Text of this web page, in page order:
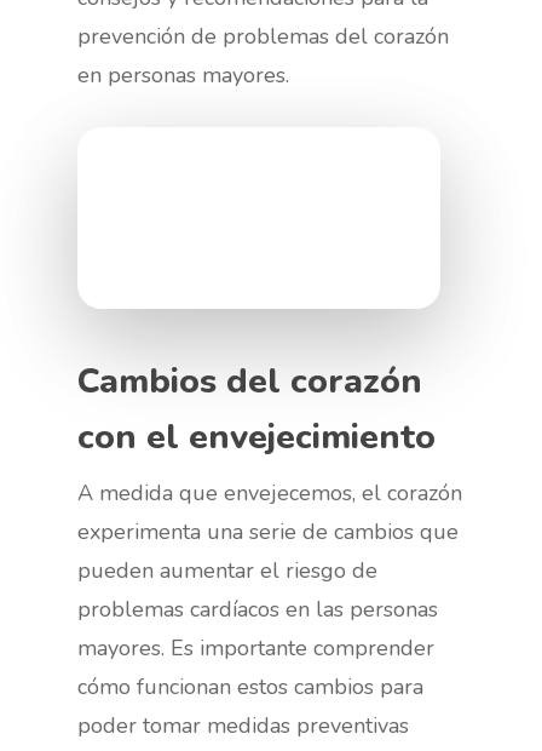
prevención de problemas del corazón
en personas mayores.
Cambios del corazón
con el envejecimiento
A medida que envejecemos, el corazón
experimenta una serie de cambios que
pueden aumentar el riesgo de
problemas cardíacos en las personas
mayores. Es importante comprender
cómo funcionan estos cambios para
poder tomar medidas preventivas